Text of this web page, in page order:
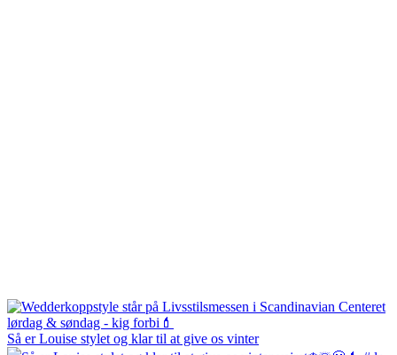
Så er Louise stylet og klar til at give os vinter